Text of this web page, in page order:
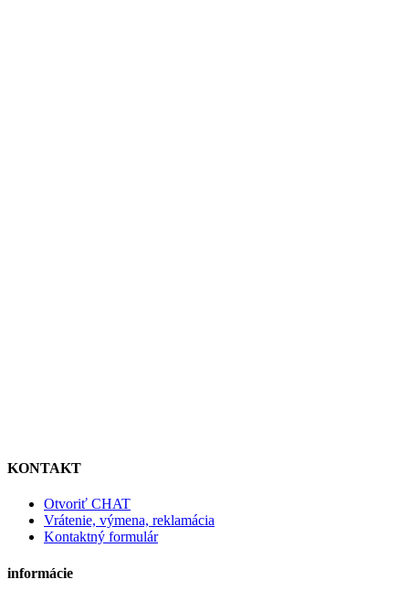
KONTAKT
Otvoriť CHAT
Vrátenie, výmena, reklamácia
Kontaktný formulár
informácie